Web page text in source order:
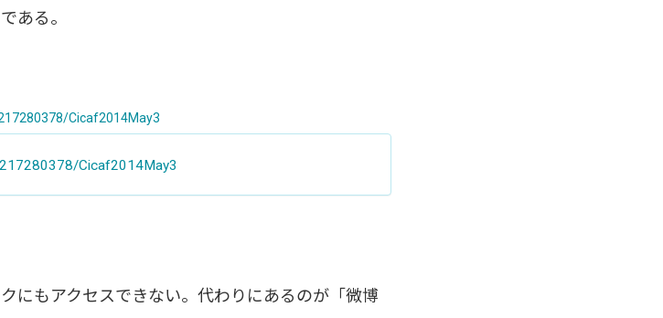
ある。
Cicaf2014May3
Cicaf2014May3
にもアクセスできない。代わりにあるのが「微博